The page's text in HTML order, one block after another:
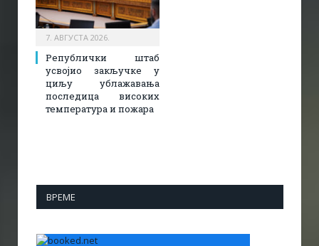
7. АВГУСТА 2026.
Републички штаб
усвојио закључке у
циљу ублажавања
последица високих
температура и пожара​
ВРЕМЕ